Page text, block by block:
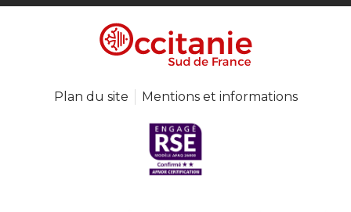
Plan du site Mentions et informations